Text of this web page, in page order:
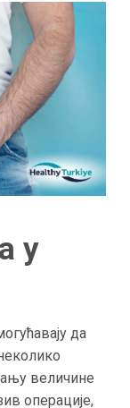
у
да
величине
операције,